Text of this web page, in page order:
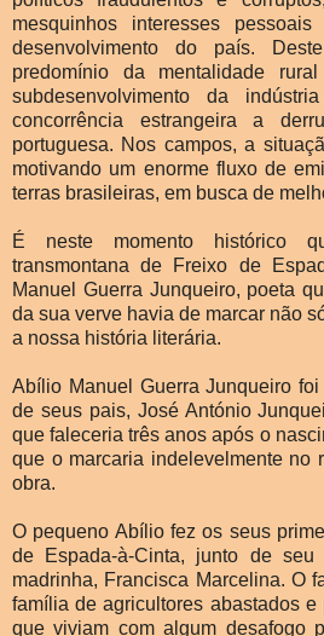
mesquinhos interesses
desenvolvimento do país.
predomínio da mentalidade
subdesenvolvimento da
concorrência estrangeira a
portuguesa. Nos campos, a
motivando um enorme fluxo de
terras brasileiras, em busca de
É neste momento histórico
transmontana de Freixo de
Manuel Guerra Junqueiro, poeta
da sua verve havia de marcar não
a nossa história literária.
Abílio Manuel Guerra Junqueiro
de seus pais, José António
que faleceria três anos após o
que o marcaria indelevelmente no
obra.
O pequeno Abílio fez os seus
de Espada-à-Cinta, junto de
madrinha, Francisca Marcelina. O
família de agricultores abastados e
que viviam com algum desafogo